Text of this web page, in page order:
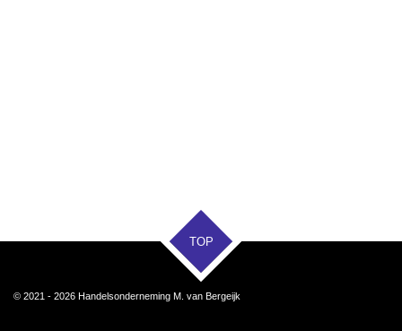
TOP
© 2021 - 2026 Handelsonderneming M. van Bergeijk